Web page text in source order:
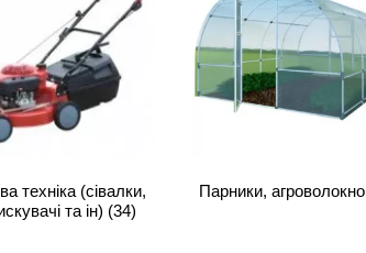
техніка (сівалки,
та ін) (34)
Парники, агроволокно